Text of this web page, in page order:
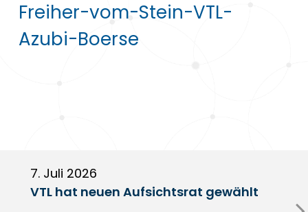
Freiher-vom-Stein-VTL-
Azubi-Boerse
7. Juli 2026
VTL hat neuen Aufsichtsrat gewählt